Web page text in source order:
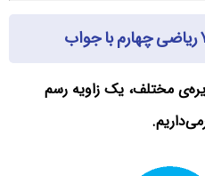
مختلف، یک زاویه رسم